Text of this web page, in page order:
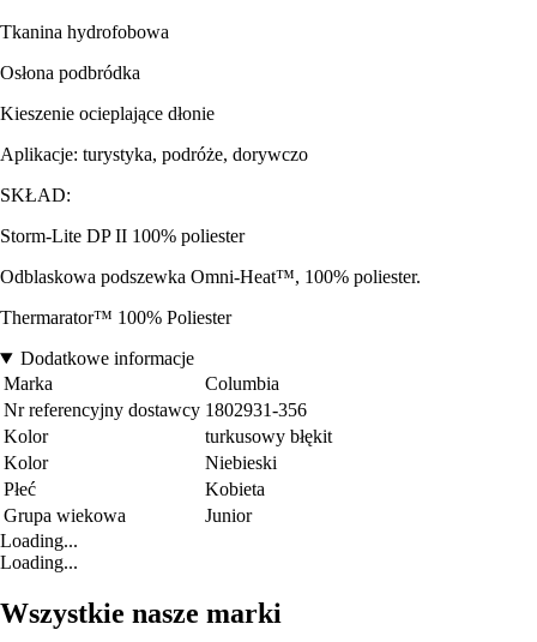
Tkanina hydrofobowa
Osłona podbródka
Kieszenie ocieplające dłonie
Aplikacje: turystyka, podróże, dorywczo
SKŁAD:
Storm-Lite DP II 100% poliester
Odblaskowa podszewka Omni-Heat™, 100% poliester.
Thermarator™ 100% Poliester
Dodatkowe informacje
Marka
Columbia
Nr referencyjny dostawcy 1802931-356
Kolor
turkusowy błękit
Kolor
Niebieski
Płeć
Kobieta
Grupa wiekowa
Junior
Loading...
Loading...
Wszystkie nasze marki